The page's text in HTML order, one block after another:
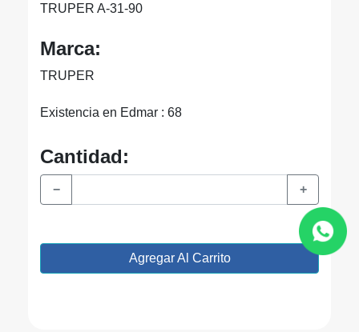
TRUPER A-31-90
Marca:
TRUPER
Existencia en Edmar : 68
Cantidad:
− +
Agregar Al Carrito